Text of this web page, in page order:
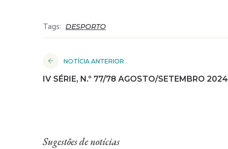
Tags: DESPORTO
NOTÍCIA ANTERIOR
IV SÉRIE, N.º 77/78 AGOSTO/SETEMBRO 2024
Sugestões de notícias